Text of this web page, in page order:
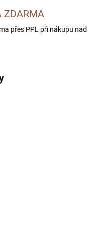
ZDARMA
přes PPL při nákupu nad